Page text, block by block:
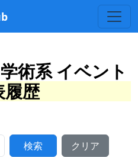
術系 イベント
履歴
検索 クリア